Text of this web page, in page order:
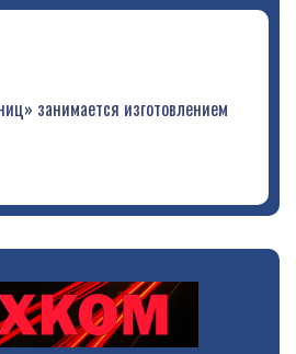
занимается изготовлением